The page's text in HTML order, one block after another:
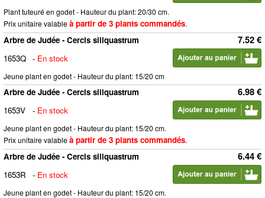
Plant tuteuré en godet - Hauteur du plant: 20/30 cm.
Prix unitaire valableà partir de 3 plants commandés.
7.52 €
Arbre de Judée - Cercis siliquastrum
1653Q - En stock
Jeune plant en godet - Hauteur du plant: 15/20 cm
6.98 €
Arbre de Judée - Cercis siliquastrum
1653V
- En stock
Jeune plant en godet - Hauteur du plant: 15/20 cm.
Prix unitaire valableà partir de 3 plants commandés.
6.44 €
Arbre de Judée - Cercis siliquastrum
1653R
- En stock
Jeune plant en godet - Hauteur du plant: 15/20 cm.